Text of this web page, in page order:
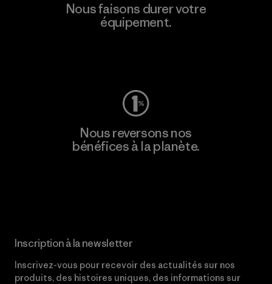
Nous faisons durer votre
équipement.
Nous reversons nos
bénéfices à la planète.
Inscription à la newsletter
Inscrivez-vous pour recevoir des actualités sur nos
produits, des histoires uniques, des informations sur